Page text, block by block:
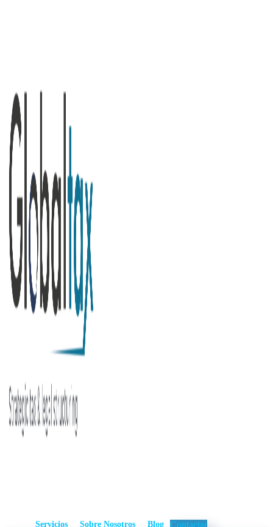
Servicios Sobre Nosotros
Blog
Contactar